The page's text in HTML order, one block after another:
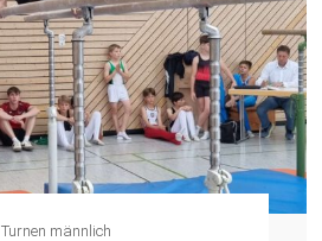
Turnen männlich